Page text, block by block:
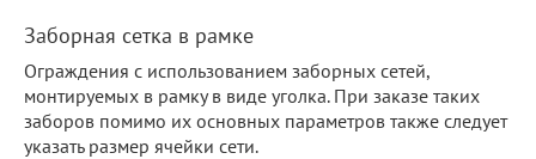
Заборная сетка в рамке
Ограждения с использованием заборных сетей,
монтируемых в рамку в виде уголка. При заказе таких
заборов помимо их основных параметров также следует
указать размер ячейки сети.